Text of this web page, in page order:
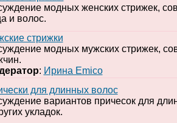
модных женских стрижек,
и волос.
стрижки
модных мужских стрижек,
: Ирина Emico
для длинных волос
вариантов причесок для
укладок.